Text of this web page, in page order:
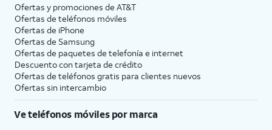
Ofertas y promociones de AT&T
Ofertas de teléfonos móviles
Ofertas de iPhone
Ofertas de Samsung
Ofertas de paquetes de telefonía e internet
Descuento con tarjeta de crédito
Ofertas de teléfonos gratis para clientes nuevos
Ofertas sin intercambio
Ve teléfonos móviles por marca